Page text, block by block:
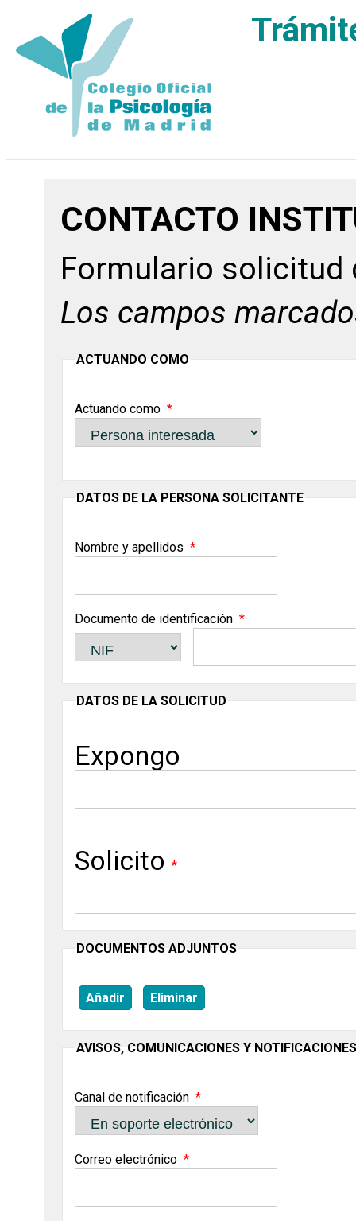
CONTACTO
Formulario solicitud
Los campos
ACTUANDO COMO
Actuando como
DATOS DE LA PERSONA SOLICITANTE
Nombre y apellidos
Documento de identificación
DATOS DE LA SOLICITUD
Expongo
Solicito
DOCUMENTOS ADJUNTOS
Añadir Eliminar
AVISOS, COMUNICACIONES Y
Canal de notificación
Correo electrónico